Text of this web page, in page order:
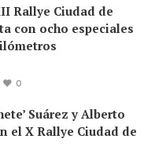
Rallye Ciudad de
con ocho especiales
0
Suárez y Alberto
el X Rallye Ciudad de